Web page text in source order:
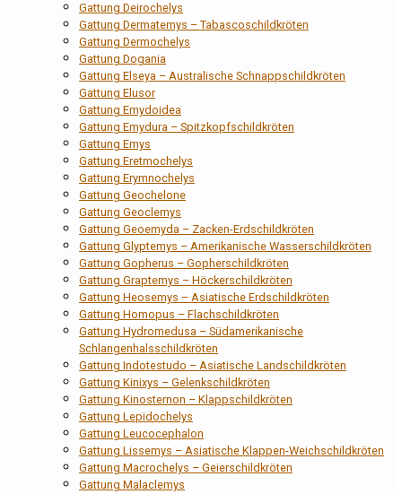
Gattung Deirochelys
Gattung Dermatemys – Tabascoschildkröten
Gattung Dermochelys
Gattung Dogania
Gattung Elseya – Australische Schnappschildkröten
Gattung Elusor
Gattung Emydoidea
Gattung Emydura – Spitzkopfschildkröten
Gattung Emys
Gattung Eretmochelys
Gattung Erymnochelys
Gattung Geochelone
Gattung Geoclemys
Gattung Geoemyda – Zacken-Erdschildkröten
Gattung Glyptemys – Amerikanische Wasserschildkröten
Gattung Gopherus – Gopherschildkröten
Gattung Graptemys – Höckerschildkröten
Gattung Heosemys – Asiatische Erdschildkröten
Gattung Homopus – Flachschildkröten
Gattung Hydromedusa – Südamerikanische
Schlangenhalsschildkröten
Gattung Indotestudo – Asiatische Landschildkröten
Gattung Kinixys – Gelenkschildkröten
Gattung Kinosternon – Klappschildkröten
Gattung Lepidochelys
Gattung Leucocephalon
Gattung Lissemys – Asiatische Klappen-Weichschildkröten
Gattung Macrochelys – Geierschildkröten
Gattung Malaclemys